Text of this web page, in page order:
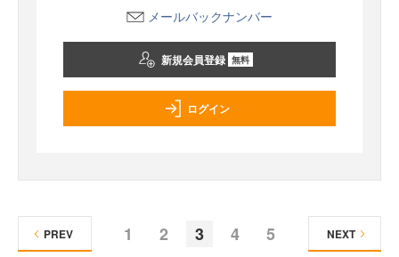
メールバックナンバー
新規会員登録 無料
ログイン
1 2 3 4 5
PREV NEXT